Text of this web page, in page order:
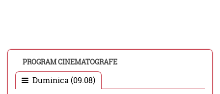
PROGRAM CINEMATOGRAFE
Duminica (09.08)